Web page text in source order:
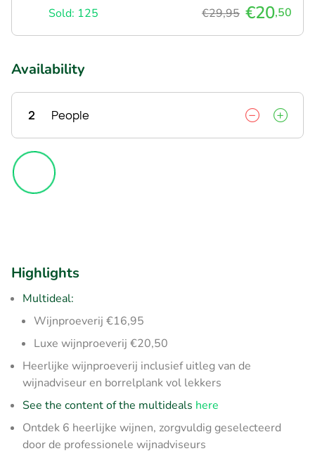
Sold: 125
€29,95 €20,50
Availability
2 People
Highlights
Multideal:
Wijnproeverij €16,95
Luxe wijnproeverij €20,50
Heerlijke wijnproeverij inclusief uitleg van de
wijnadviseur en borrelplank vol lekkers
See the content of the multideals here
Ontdek 6 heerlijke wijnen, zorgvuldig geselecteerd
door de professionele wijnadviseurs